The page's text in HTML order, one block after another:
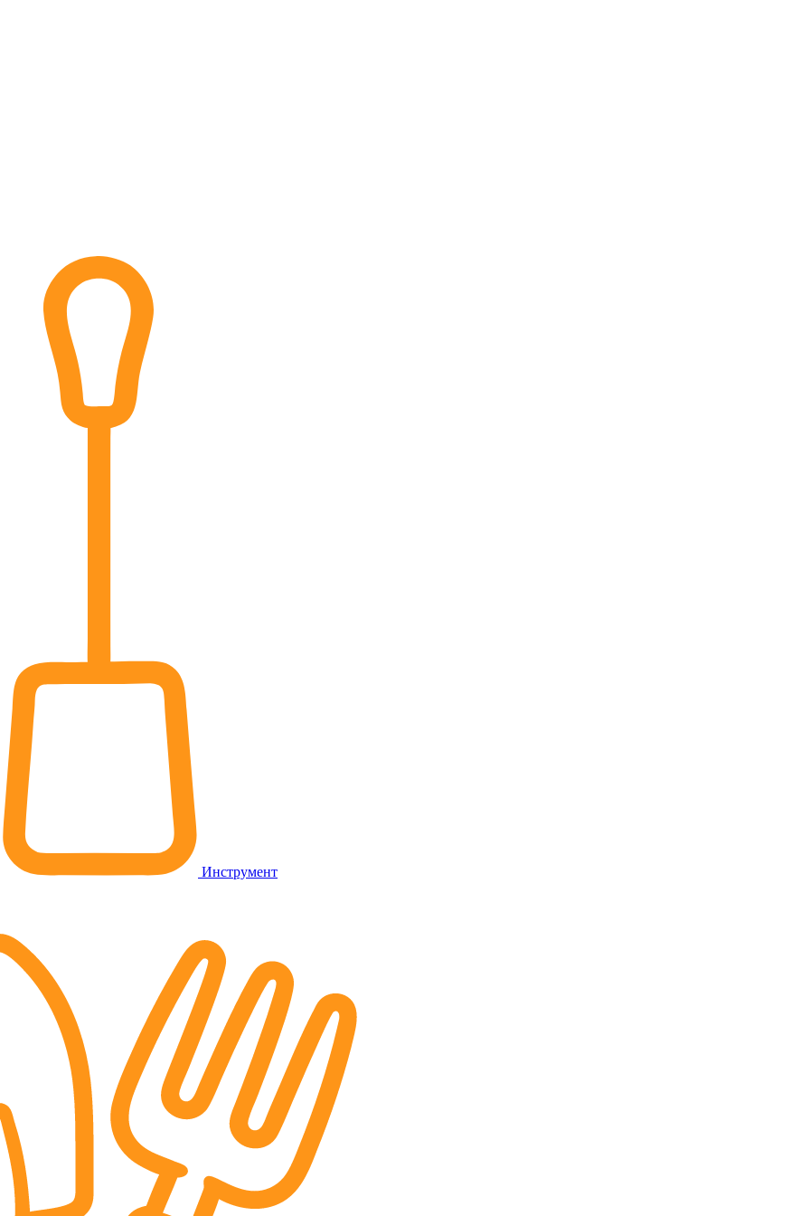
Инструмент